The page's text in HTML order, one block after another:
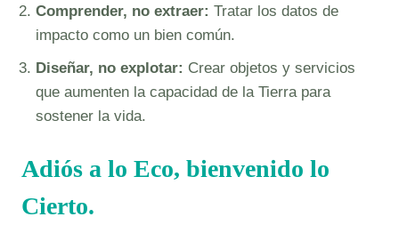
Comprender, no extraer: Tratar los datos de
impacto como un bien común.
Diseñar, no explotar: Crear objetos y servicios
que aumenten la capacidad de la Tierra para
sostener la vida.
Adiós a lo Eco, bienvenido lo
Cierto.